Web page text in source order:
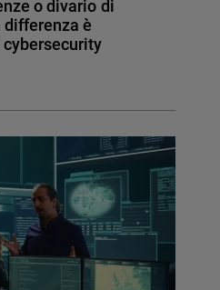
o divario di
differenza è